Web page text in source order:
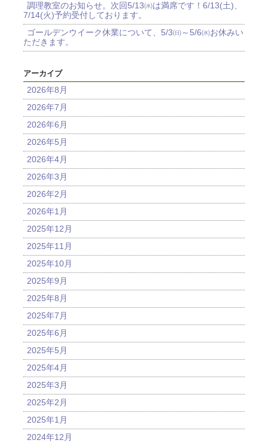
調理教室のお知らせ。次回5/13㈬は満席です！6/13(土)、
7/14(火)予約受付しております。
ゴールデンウイーク休業について、5/3㈰～5/6㈬お休みい
ただきます。
アーカイブ
2026年8月
2026年7月
2026年6月
2026年5月
2026年4月
2026年3月
2026年2月
2026年1月
2025年12月
2025年11月
2025年10月
2025年9月
2025年8月
2025年7月
2025年6月
2025年5月
2025年4月
2025年3月
2025年2月
2025年1月
2024年12月